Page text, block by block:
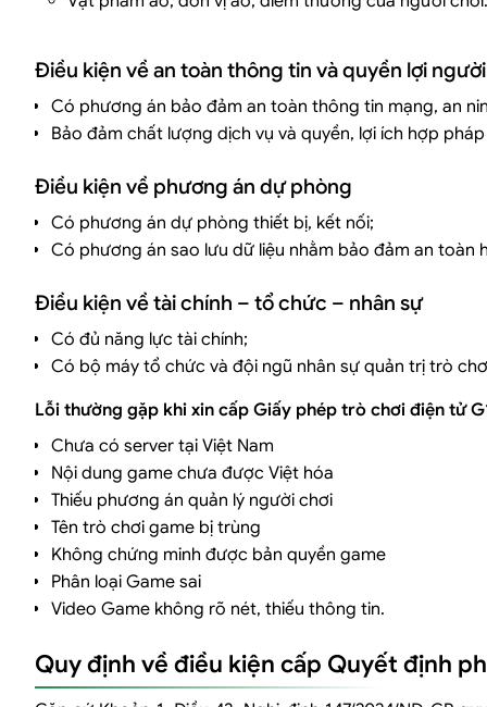
Điều kiện về an toàn thông tin và quyền lợi
Có phương án bảo đảm an toàn thông tin mạng, an
Bảo đảm chất lượng dịch vụ và quyền, lợi ích hợp
Điều kiện về phương án dự phòng
Có phương án dự phòng thiết bị, kết nối;
Có phương án sao lưu dữ liệu nhằm bảo đảm an toàn
Điều kiện về tài chính – tổ chức – nhân sự
Có đủ năng lực tài chính;
Có bộ máy tổ chức và đội ngũ nhân sự quản trị trò
Lỗi thường gặp khi xin cấp Giấy phép trò chơi điện tử
Chưa có server tại Việt Nam
Nội dung game chưa được Việt hóa
Thiếu phương án quản lý người chơi
Tên trò chơi game bị trùng
Không chứng minh được bản quyền game
Phân loại Game sai
Video Game không rõ nét, thiếu thông tin.
Quy định về điều kiện cấp Quyết định